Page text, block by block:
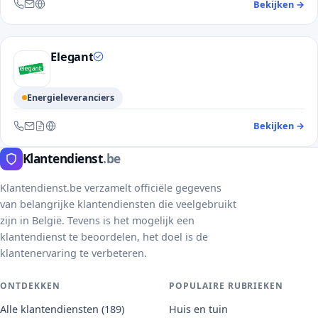
Bereikbaar via telefoon, e-mail en website Bekijken →
Elegant
Energieleveranciers
Bereikbaar via telefoon, e-mail, contactformulier en websiteBekijken →
Klantendienst.be
Klantendienst.be verzamelt officiële gegevens
van belangrijke klantendiensten die veelgebruikt
zijn in België. Tevens is het mogelijk een
klantendienst te beoordelen, het doel is de
klantenervaring te verbeteren.
ONTDEKKEN
Alle klantendiensten (189)
POPULAIRE RUBRIEKEN
Huis en tuin